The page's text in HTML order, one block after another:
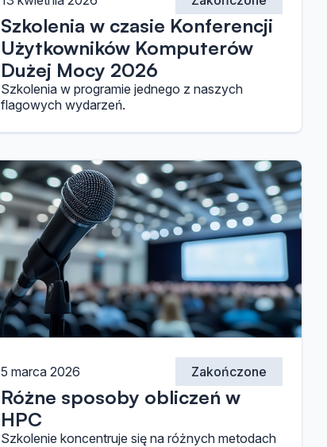
Szkolenia w czasie Konferencji
Użytkowników Komputerów
Dużej Mocy 2026
Szkolenia w programie jednego z naszych
flagowych wydarzeń.
Zakończone
5 marca 2026
Różne sposoby obliczeń w
HPC
Szkolenie koncentruje się na różnych metodach